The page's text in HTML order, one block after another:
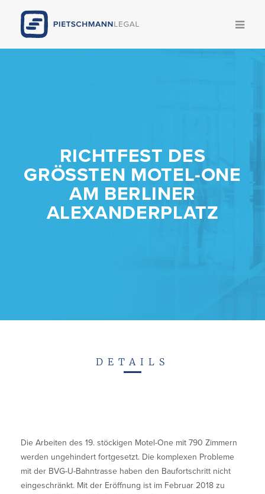
Publikationen
Legal Update
Karriere
RICHTFEST DES
GRÖSSTEN MOTEL-ONE A
M BERLINER A
LEXANDERPLATZ
DETAILS
Die Arbeiten des 19. stöckigen Motel-One mit 790 Zimmern
werden ungehindert fortgesetzt. Die komplexen Probleme
mit der BVG-U-Bahntrasse haben den Baufortschritt nicht
eingeschränkt. Mit der Eröffnung ist im Februar 2018 zu